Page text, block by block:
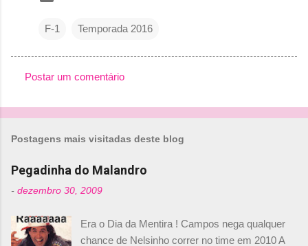
F-1 Temporada 2016
o
n
t
r
Postar um comentário
Postagens mais visitadas deste blog
Pegadinha do Malandro
- dezembro 30, 2009
Era o Dia da Mentira ! Campos nega qualquer
chance de Nelsinho correr no time em 2010 A